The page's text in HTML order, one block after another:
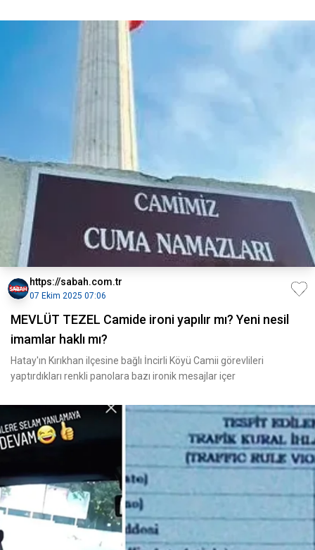
https://sabah.com.tr
07 Ekim 2025 07:06
MEVLÜT TEZEL Camide ironi yapılır mı? Yeni nesil
imamlar haklı mı?
Hatay'ın Kırıkhan ilçesine bağlı İncirli Köyü Camii görevlileri
yaptırdıkları renkli panolara bazı ironik mesajlar içer